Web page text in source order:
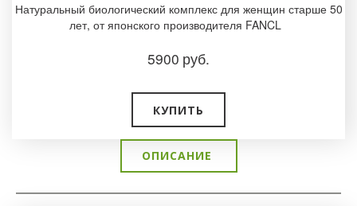
Натуральный биологический комплекс для женщин старше 50
лет, от японского производителя FANCL
5900 руб.
КУПИТЬ
ОПИСАНИЕ